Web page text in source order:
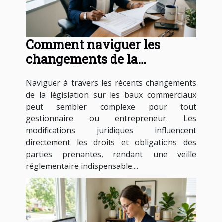
Comment naviguer les
changements de la
commerciaux ?
Naviguer à travers les récents changements
de la législation sur les baux commerciaux
peut sembler complexe pour tout
gestionnaire ou entrepreneur. Les
modifications juridiques influencent
directement les droits et obligations des
parties prenantes, rendant une veille
réglementaire indispensable....